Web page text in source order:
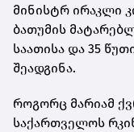
მინისტრ ირაკლი
ბათუმის
საათისა და 35
შეადგინა.
როგორც მარიამ
საქართველოს